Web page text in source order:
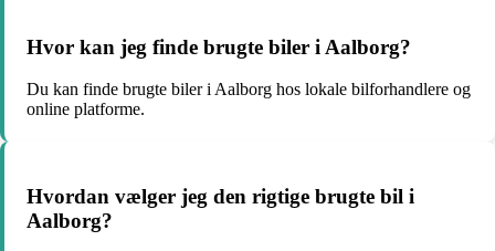
Hvor kan jeg finde brugte biler i Aalborg?
Du kan finde brugte biler i Aalborg hos lokale bilforhandlere og
online platforme.
Hvordan vælger jeg den rigtige brugte bil i
Aalborg?